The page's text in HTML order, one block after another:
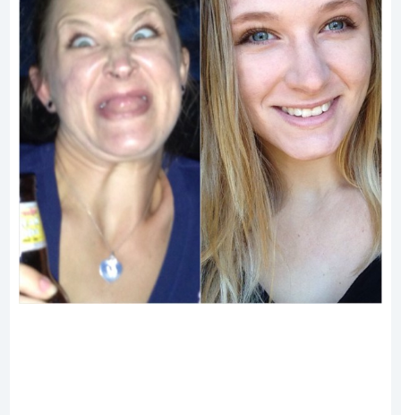
12. Moda na zdjęcia z miną a’la „kwasem po
ryju”. Czyli ładna dziewczyna i mina lamy.